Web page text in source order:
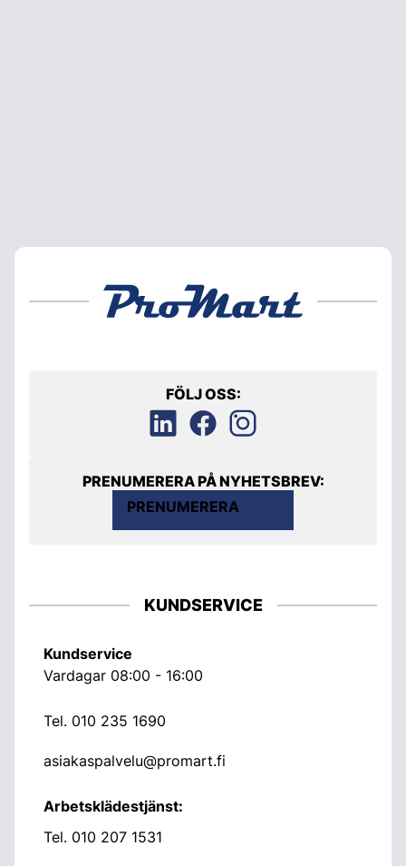
FÖLJ OSS:
PRENUMERERA PÅ NYHETSBREV:
PRENUMERERA
KUNDSERVICE
Kundservice
Vardagar 08:00 - 16:00
Tel. 010 235 1690
asiakaspalvelu@promart.fi
Arbetsklädestjänst:
Tel. 010 207 1531